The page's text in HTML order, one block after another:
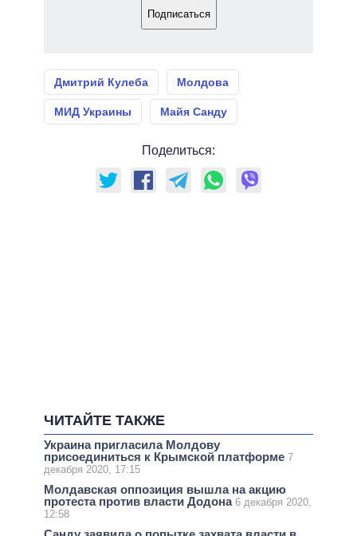
Подписаться
Дмитрий Кулеба Молдова
МИД Украины Майя Санду
Поделиться:
ЧИТАЙТЕ ТАКЖЕ
Украина пригласила Молдову
присоединиться к Крымской платформе 7
декабря 2020, 17:15
Молдавская оппозиция вышла на акцию
протеста против власти Додона 6 декабря 2020,
12:58